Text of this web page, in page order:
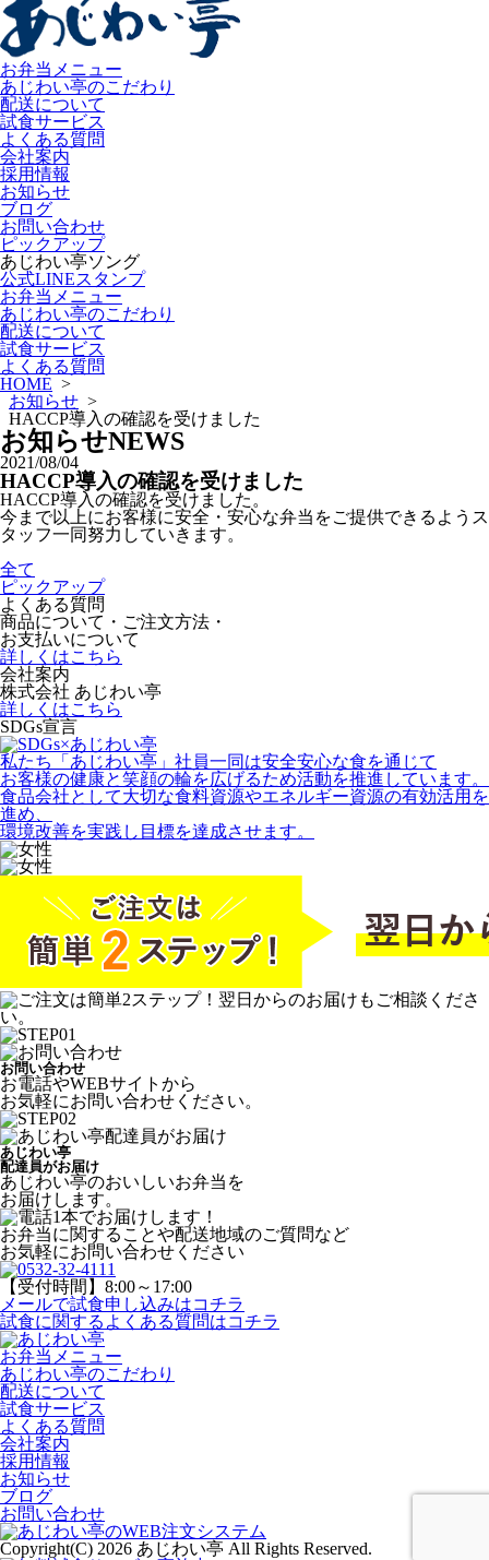
お弁当メニュー
あじわい亭のこだわり
配送について
試食サービス
よくある質問
会社案内
採用情報
お知らせ
ブログ
お問い合わせ
ピックアップ
あじわい亭ソング
公式LINEスタンプ
お弁当メニュー
あじわい亭のこだわり
配送について
試食サービス
よくある質問
HOME >
お知らせ >
HACCP導入の確認を受けました
お知らせNEWS
2021/08/04
HACCP導入の確認を受けました
HACCP導入の確認を受けました。
今まで以上にお客様に安全・安心な弁当をご提供できるようス
タッフ一同努力していきます。
全て
ピックアップ
よくある質問
商品について・ご注文方法・
お支払いについて
詳しくはこちら
会社案内
株式会社 あじわい亭
詳しくはこちら
SDGs宣言
私たち「あじわい亭」社員一同は安全安心な食を通じて
お客様の健康と笑顔の輪を広げるため活動を推進しています。
食品会社として大切な食料資源やエネルギー資源の有効活用を
進め、
環境改善を実践し目標を達成させます。
お問い合わせ
お電話やWEBサイトから
お気軽にお問い合わせください。
あじわい亭
配達員がお届け
あじわい亭のおいしいお弁当を
お届けします。
お弁当に関することや配送地域のご質問など
お気軽にお問い合わせください
【受付時間】8:00～17:00
メールで試食申し込みはコチラ
試食に関するよくある質問はコチラ
お弁当メニュー
あじわい亭のこだわり
配送について
試食サービス
よくある質問
会社案内
採用情報
お知らせ
ブログ
お問い合わせ
Copyright(C) 2026 あじわい亭 All Rights Reserved.